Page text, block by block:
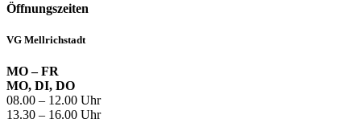
Öffnungszeiten
VG Mellrichstadt
MO – FR
MO, DI, DO
08.00 – 12.00 Uhr
13.30 – 16.00 Uhr